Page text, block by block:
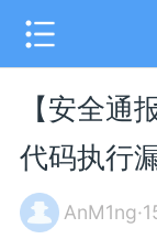
【安全
代码执行